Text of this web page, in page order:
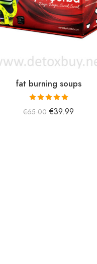
fat burning soups
5 üzerinden
€65.00 €39.99